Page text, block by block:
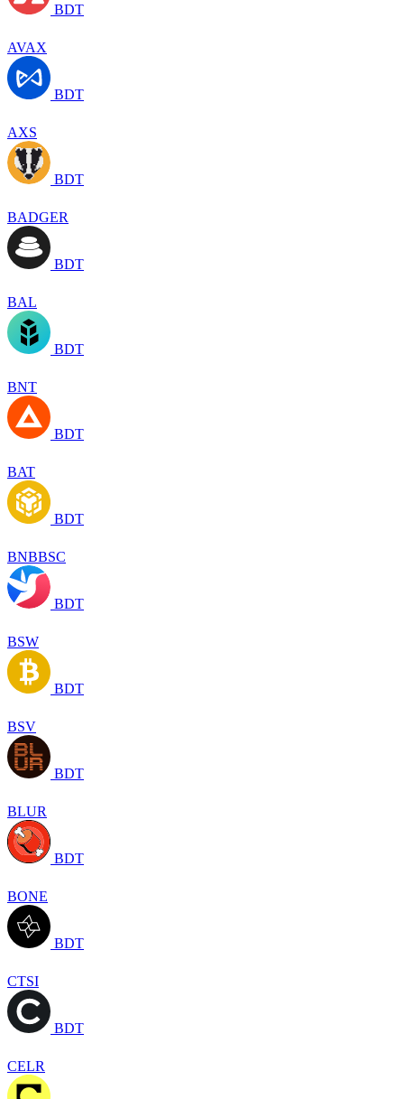
BDT
AVAX
BDT
AXS
BDT
BADGER
BDT
BAL
BDT
BNT
BDT
BAT
BDT
BNBBSC
BDT
BSW
BDT
BSV
BDT
BLUR
BDT
BONE
BDT
CTSI
BDT
CELR